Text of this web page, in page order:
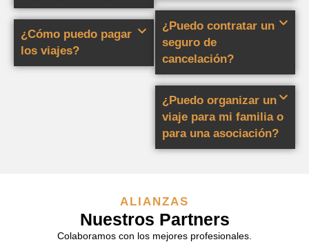
¿Cómo puedo pagar
los viajes?
¿Puedo contratar un
seguro de
cancelación?
¿Puedo organizar un
viaje para mi familia o
para una asociación?
ALIANZAS
Nuestros Partners
Colaboramos con los mejores profesionales.